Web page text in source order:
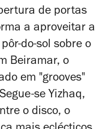
de portas
a aproveitar a
do-sol sobre o
Beiramar, o
em "grooves"
se Yizhaq,
o disco, o